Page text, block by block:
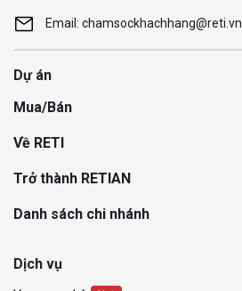
Email: chamsockhachhang@reti.vn
Dự án
Mua/Bán
Về RETI
Trở thành RETIAN
Danh sách chi nhánh
Dịch vụ